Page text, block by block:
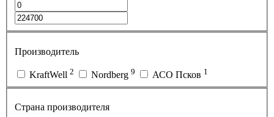
Производитель
KraftWell 2 Nordberg 9 АСО Псков 1
Страна производителя